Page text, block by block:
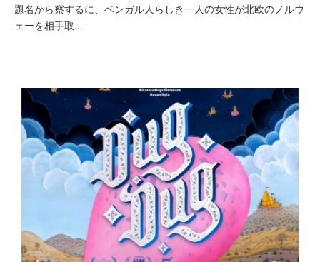
題名から察するに、ベンガル人らしき一人の女性が北欧のノルウ
ェーを相手取...